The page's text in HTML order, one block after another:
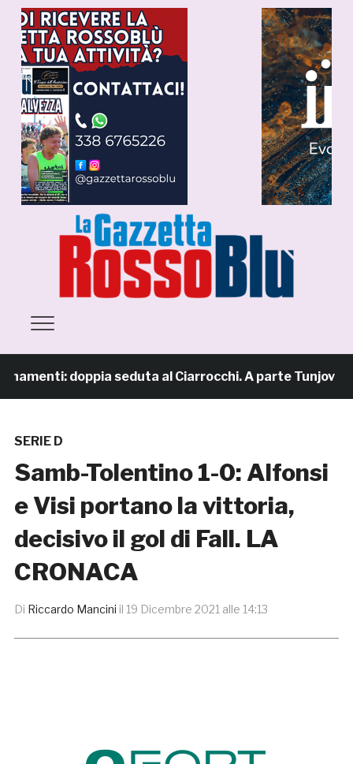
doppia seduta al Ciarrocchi. A parte Tunjov
SERIE D
Samb-Tolentino 1-0: Alfonsi
e Visi portano la vittoria,
decisivo il gol di Fall. LA
CRONACA
Di Riccardo Mancini il 19 Dicembre 2021 alle 14:13